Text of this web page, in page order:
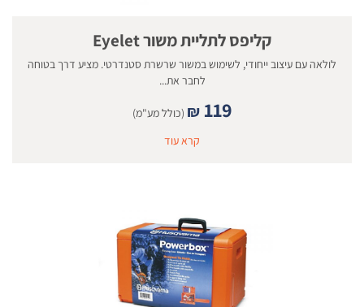
קליפס לתליית משור Eyelet
לולאה עם עיצוב ייחודי, לשימוש במשור שרשרת סטנדרטי. מציע דרך בטוחה
לחבר את...
₪ 119
(כולל מע"מ)
קרא עוד